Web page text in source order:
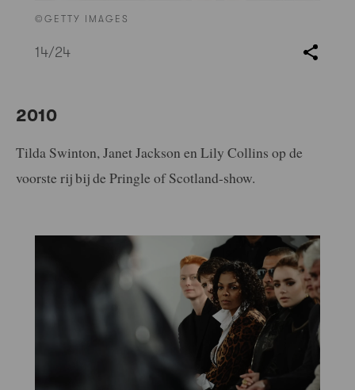
©GETTY IMAGES
14/24
2010
Tilda Swinton, Janet Jackson en Lily Collins op de
voorste rij bij de Pringle of Scotland-show.